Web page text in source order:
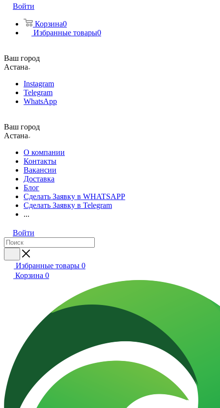
Войти
Корзина0
Избранные товары0
Ваш город
Астана
Instagram
Telegram
WhatsApp
Ваш город
Астана
О компании
Контакты
Вакансии
Доставка
Блог
Сделать Заявку в WHATSAPP
Сделать Заявку в Telegram
...
Войти
Избранные товары 0
Корзина 0